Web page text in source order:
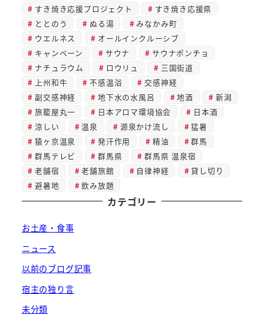
すき焼き応援プロジェクト
すき焼き応援県
ととのう
ぬる湯
みなかみ町
ウエルネス
オールインクルーシブ
キャンペーン
サウナ
サウナポンチョ
ナチュラウム
ロウリュ
三国街道
上州和牛
不感温浴
交感神経
副交感神経
地下水の水風呂 地酒
新潟
旅籠屋丸一
日本アロマ環境協会
日本酒
涼しい
温泉 源泉かけ流し
猛暑
猿ヶ京温泉
発汗作用 精油
群馬
群馬テレビ
群馬県
群馬県 温泉宿
老舗宿
老舗旅館 自律神経
貸し切り
避暑地
飲み放題
カテゴリー
お土産・食事
ニュース
以前のブログ記事
宿主の独り言
未分類